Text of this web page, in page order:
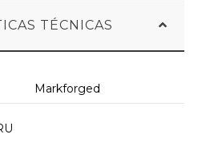
TÉCNICAS
Markforged